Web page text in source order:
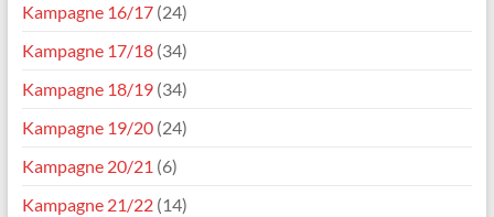
Kampagne 16/17(24)
Kampagne 17/18(34)
Kampagne 18/19(34)
Kampagne 19/20(24)
Kampagne 20/21 (6)
Kampagne 21/22(14)